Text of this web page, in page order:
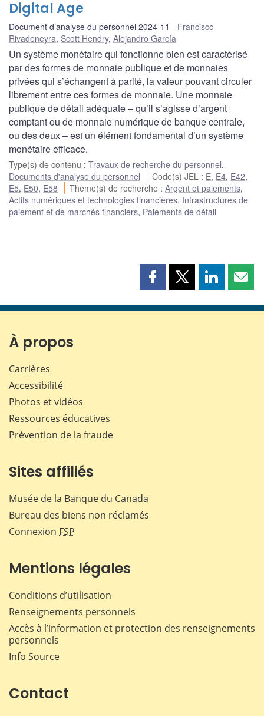
Digital Age
Document d’analyse du personnel 2024-11
Francisco
Rivadeneyra, Scott Hendry, Alejandro García
Un système monétaire qui fonctionne bien est caractérisé
par des formes de monnaie publique et de monnaies
privées qui s’échangent à parité, la valeur pouvant circuler
librement entre ces formes de monnaie. Une monnaie
publique de détail adéquate – qu’il s’agisse d’argent
comptant ou de monnaie numérique de banque centrale,
ou des deux – est un élément fondamental d’un système
monétaire efficace.
Type(s) de contenu : Travaux de recherche du personnel,
Documents d'analyse du personnel
Code(s) JEL : E, E4, E42,
E5, E50, E58 Thème(s) de recherche :Argent et paiements,
Actifs numériques et technologies financières, Infrastructures de
paiement et de marchés financiers, Paiements de détail
Partager
page
Partager
page
Partager
page page
À propos
Carrières
Accessibilité
Photos et vidéos
Ressources éducatives
Prévention de la fraude
Sites affiliés
Musée de la Banque du Canada
Bureau des biens non réclamés
Connexion FSP
Mentions légales
Conditions d’utilisation
Renseignements personnels
Accès à l’information et protection des renseignements
personnels
Info Source
Contact